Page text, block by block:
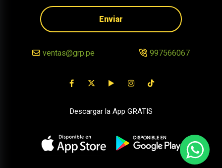
Enviar
ventas@grp.pe 997566067
Descargar la App GRATIS